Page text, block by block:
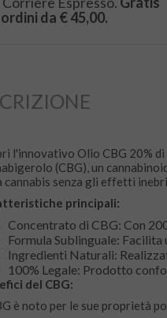
da € 45,00.
l'innovativo Olio CBG 20%
(CBG), un
cannabis senza gli effetti
principali:
Concentrato di CBG: Con
Formula Sublinguale:
Ingredienti Naturali:
100% Legale: Prodotto
del CBG:
è noto per le sue proprietà